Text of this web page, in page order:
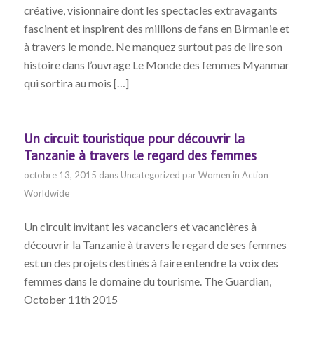
créative, visionnaire dont les spectacles extravagants
fascinent et inspirent des millions de fans en Birmanie et
à travers le monde. Ne manquez surtout pas de lire son
histoire dans l’ouvrage Le Monde des femmes Myanmar
qui sortira au mois […]
Un circuit touristique pour découvrir la
Tanzanie à travers le regard des femmes
octobre 13, 2015 dans Uncategorized parWomen in Action
Worldwide
Un circuit invitant les vacanciers et vacancières à
découvrir la Tanzanie à travers le regard de ses femmes
est un des projets destinés à faire entendre la voix des
femmes dans le domaine du tourisme. The Guardian,
October 11th 2015